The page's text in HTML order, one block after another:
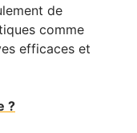
de
comme
efficaces et
?